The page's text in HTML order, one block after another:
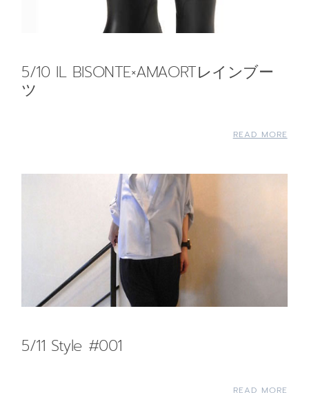
5/10 IL BISONTE×AMAORTレインブー
ツ
READ MORE
5/11 Style #001
READ MORE